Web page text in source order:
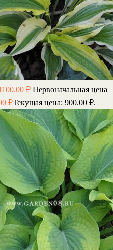
₽ Первоначальная цена
₽Текущая цена: 900.00 ₽.